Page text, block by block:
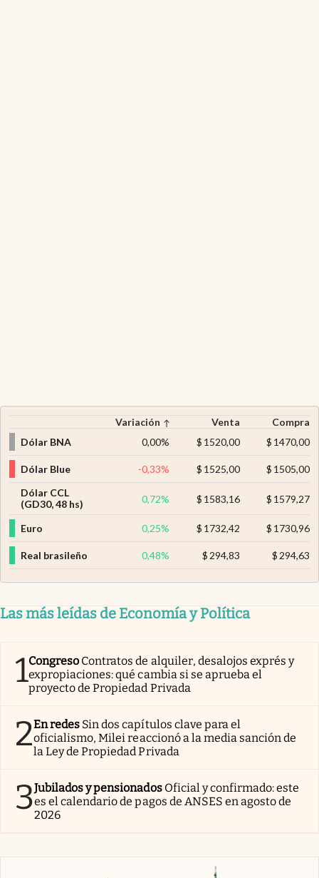
Variación Venta
Compra
Dólar BNA
0,00% $ 1520,00 $ 1470,00
Dólar Blue -0,33% $ 1525,00 $ 1505,00
Dólar CCL
(GD30, 48 hs)
0,72% $ 1583,16 $ 1579,27
Euro 0,25% $ 1732,42 $ 1730,96
Real brasileño 0,48% $ 294,83 $ 294,63
Las más leídas de Economía y Política
1Congreso Contratos de alquiler, desalojos exprés y
expropiaciones: qué cambia si se aprueba el
proyecto de Propiedad Privada
2En redes Sin dos capítulos clave para el
oficialismo, Milei reaccionó a la media sanción de
la Ley de Propiedad Privada
3Jubilados y pensionados Oficial y confirmado: este
es el calendario de pagos de ANSES en agosto de
2026